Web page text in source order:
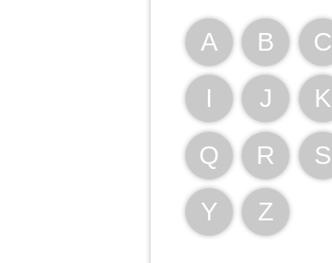
A B C
I
J K
Q
R S
Y
Z